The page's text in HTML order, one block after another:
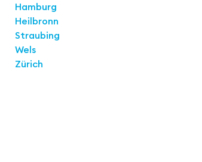
Hamburg
Heilbronn
Straubing
Wels
Zürich